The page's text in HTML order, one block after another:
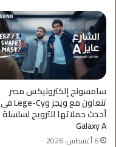
سامسونج إلكترونيكس مصر
تتعاون مع ويجز وLege-Cy في
أحدث حملاتها للترويج لسلسلة
Galaxy A
6 أغسطس، 2026